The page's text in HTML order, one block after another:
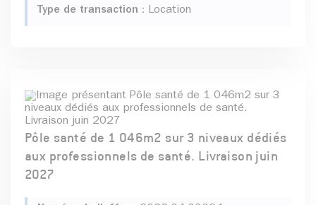
Type de transaction : Location
Pôle santé de 1 046m2 sur 3 niveaux dédiés
aux professionnels de santé. Livraison juin
2027